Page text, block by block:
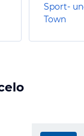
Sport-
Town